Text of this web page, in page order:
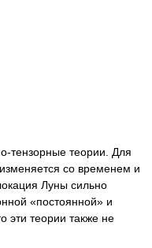
тензорные теории. Для
со временем и
Луны сильно
«постоянной» и
эти теории также не